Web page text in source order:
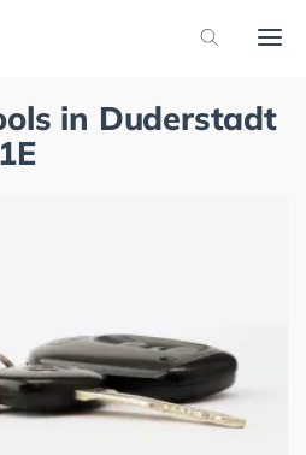
in Duderstadt